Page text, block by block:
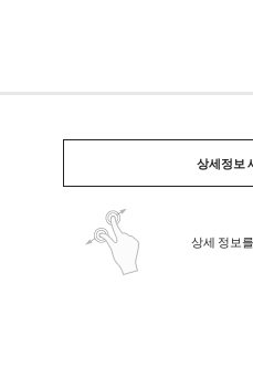
상세정보
상세 정보